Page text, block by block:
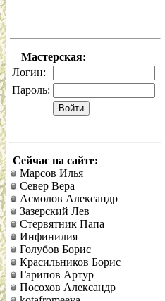
Мастерская:
Логин:
Пароль:
Сейчас на сайте:
Марсов Илья
Север Вера
Асмолов Александр
Зазерский Лев
Стервятник Папа
Инфинилия
Голубов Борис
Красильников Борис
Гарипов Артур
Посохов Александр